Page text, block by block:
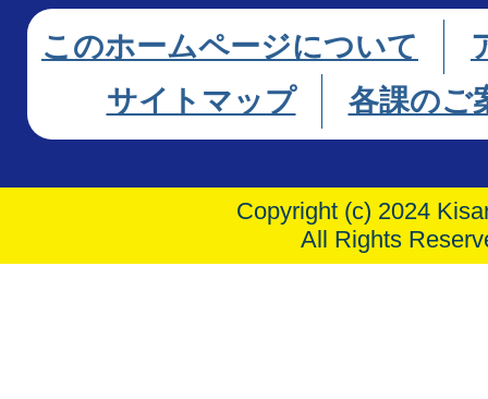
このホームページについて
サイトマップ
各課のご
Copyright (c) 2024
All Rights